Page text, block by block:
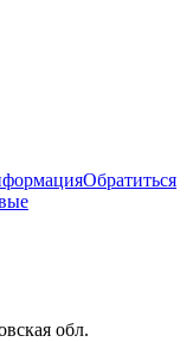
Обратиться
обл.